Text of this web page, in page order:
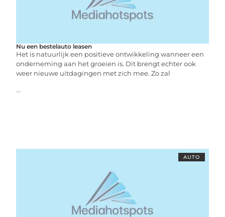
Nu een bestelauto leasen
Het is natuurlijk een positieve ontwikkeling wanneer een
onderneming aan het groeien is. Dit brengt echter ook
weer nieuwe uitdagingen met zich mee. Zo zal
...
AUTO